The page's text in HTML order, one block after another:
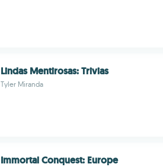
Lindas Mentirosas: Trivias
Tyler Miranda
Immortal Conquest: Europe